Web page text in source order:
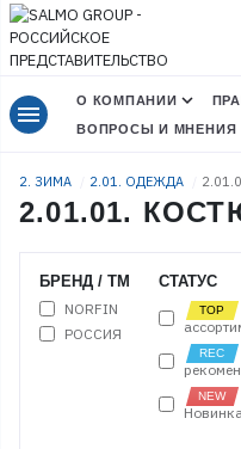
menu О КОМПАНИИ
ВОПРОСЫ И МНЕНИЯ
2. ЗИМА 2.01. ОДЕЖДА
2.01.01.
БРЕНД / ТМ
NORFIN
РОССИЯ
СТАТУС